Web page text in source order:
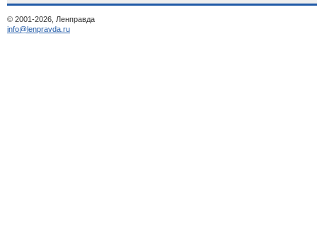
© 2001-2026, Ленправда
info@lenpravda.ru